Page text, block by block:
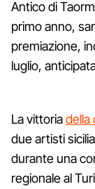
Antico di
primo anno,
premiazione,
luglio,
La vittoriadella
due artisti
durante una
regionale al